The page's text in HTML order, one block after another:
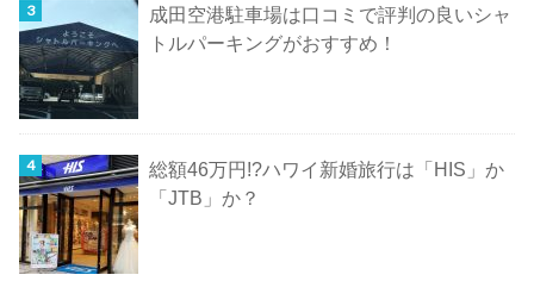
成田空港駐車場は口コミで評判の良いシャ
トルパーキングがおすすめ！
総額46万円!?ハワイ新婚旅行は「HIS」か
「JTB」か？